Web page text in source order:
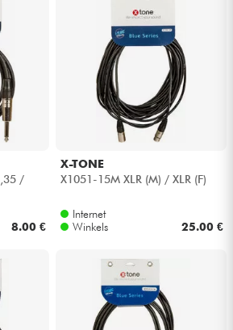
/
8.00 €
X-TONE
X1051-15M XLR (M) / XLR (F)
Internet
Winkels
25.00 €